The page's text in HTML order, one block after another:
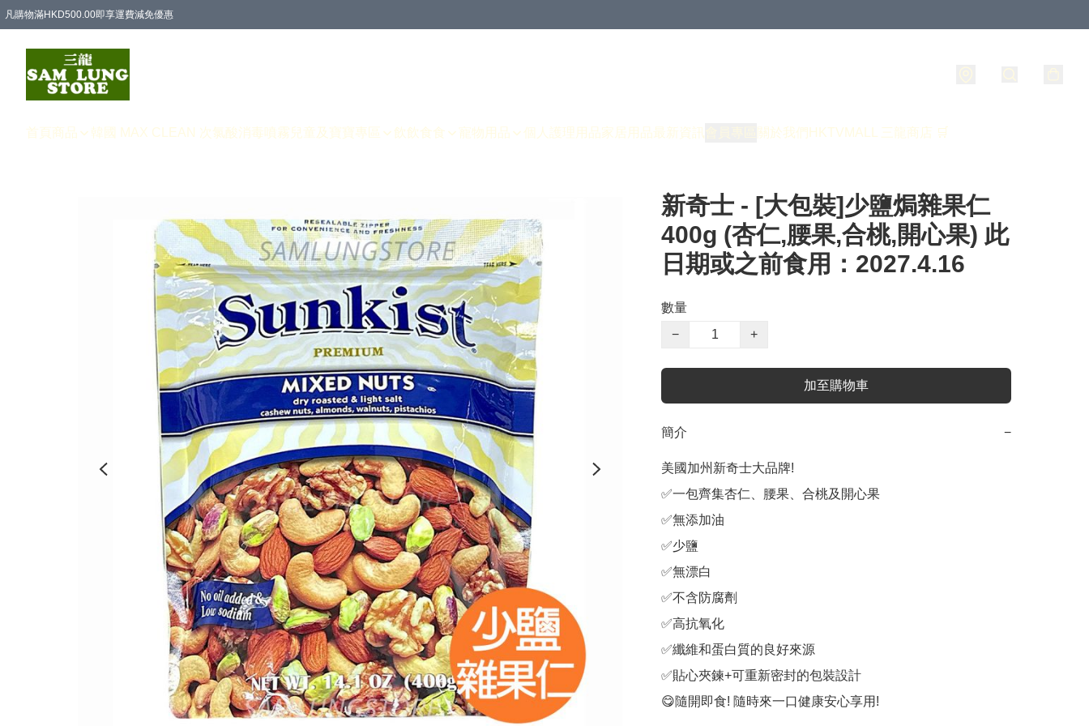
凡購物滿HKD500.00即享運費減免優惠
首頁 商品 韓國 MAX CLEAN 次氯酸消毒噴霧 兒童及寶寶專區 飲飲食食 寵物用品 個人護理用品家居用品 最新資訊 關於我們 HKTVMALL 三龍商店 🛒
新奇士 - [大包裝]少鹽焗雜果仁
400g (杏仁,腰果,合桃,開心果) 此
日期或之前食用：2027.4.16
數量
−
+
加至購物車
簡介 −
美國加州新奇士大品牌!
✅一包齊集杏仁、腰果、合桃及開心果
✅無添加油
✅少鹽
✅無漂白
✅不含防腐劑
✅高抗氧化
✅纖維和蛋白質的良好來源
✅貼心夾鍊+可重新密封的包裝設計
😋隨開即食! 隨時來一口健康安心享用!